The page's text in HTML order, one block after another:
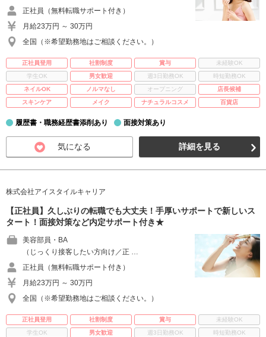
正社員（無料転職サポート付き）
月給23万円 ～ 30万円
全国（※希望勤務地はご相談ください。）
正社員登用 社割制度 賞与
未経験OK
学生OK
男女歓迎 週3日勤務OK
時短勤務OK
ネイルOK
ノルマなし オープニング
店長候補
スキンケア
メイク ナチュラルコスメ 百貨店
履歴書・職務経歴書添削あり 面接対策あり
気になる 詳細を見る
株式会社アイスタイルキャリア
【正社員】久しぶりの転職でも大丈夫！手厚いサポートで新しいス
タート！面接対策など内定サポート付き★
美容部員・BA
（じっくり接客したい方向け／正 …
正社員（無料転職サポート付き）
月給23万円 ～ 30万円
全国（※希望勤務地はご相談ください。）
正社員登用 社割制度 賞与
未経験OK
学生OK
男女歓迎 週3日勤務OK
時短勤務OK